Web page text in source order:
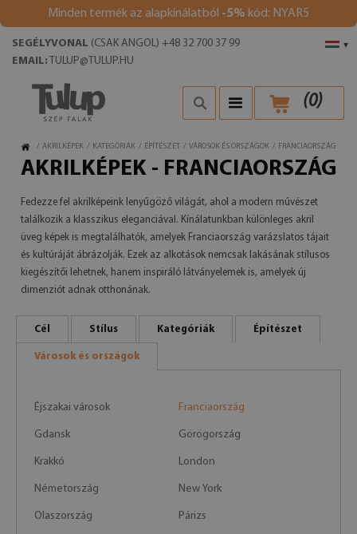
Minden termék az alapkínálatból -5% kód: NYAR5
▾
SEGÉLYVONAL (CSAK ANGOL) +48 32 700 37 99
EMAIL: TULUP@TULUP.HU
(0)
/ AKRILKÉPEK / KATEGÓRIÁK / ÉPÍTÉSZET / VÁROSOK ÉS ORSZÁGOK / FRANCIAORSZÁG
AKRILKÉPEK - FRANCIAORSZÁG
Fedezze fel akrilképeink lenyűgöző világát, ahol a modern művészet
találkozik a klasszikus eleganciával. Kínálatunkban különleges akril
üveg képek is megtalálhatók, amelyek Franciaország varázslatos tájait
és kultúráját ábrázolják. Ezek az alkotások nemcsak lakásának stílusos
kiegészítői lehetnek, hanem inspiráló látványelemek is, amelyek új
dimenziót adnak otthonának.
Cél Stílus Kategóriák Építészet
Városok és országok
Éjszakai városok Franciaország
Gdansk Görögország
Krakkó London
Németország New York
Olaszország Párizs